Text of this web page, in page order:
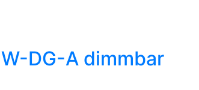
DG-A dimmbar